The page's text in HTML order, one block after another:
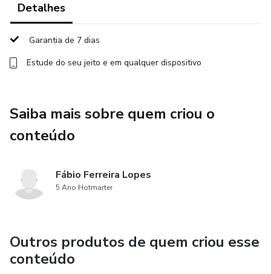
•Cap. 20: Fascias del cuello
•Cap. 82, 83 y 84: Arterias y venas del cuello
•Cap. 92: Laringe
•Cap. 105: Esófago CERVICAL
•Cap. 134: Glándula paratiroides
Detalhes
Garantia de 7 dias
Estude do seu jeito e em qualquer dispositivo
Saiba mais sobre quem criou o
conteúdo
Fábio Ferreira Lopes
5 Ano Hotmarter
Outros produtos de quem criou esse
conteúdo